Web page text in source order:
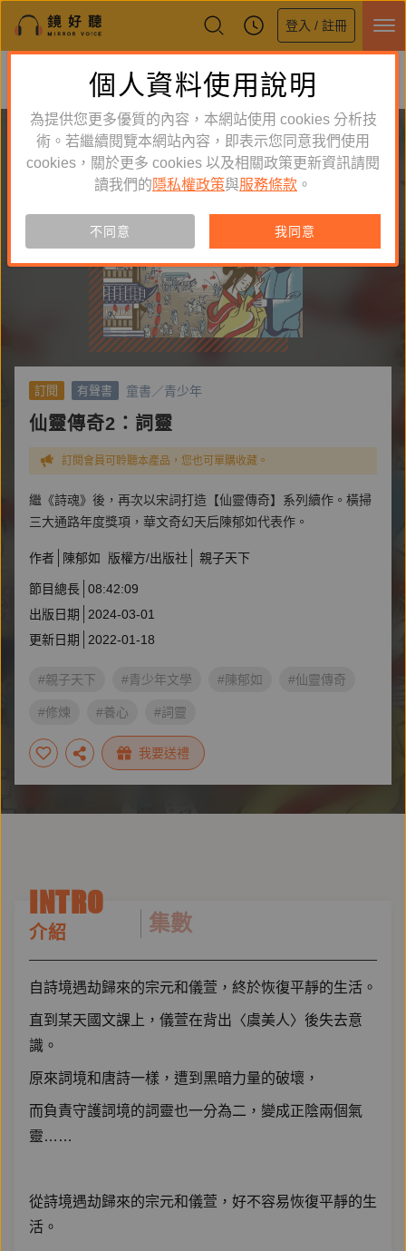
登入 / 註冊
鏡好聽全新APP上線
體驗全面升級，即刻下載
訂閱 有聲書 童書／青少年
仙靈傳奇2：詞靈
訂閱會員可聆聽本產品，您也可單購收藏。
繼《詩魂》後，再次以宋詞打造【仙靈傳奇】系列續作。橫掃
三大通路年度獎項，華文奇幻天后陳郁如代表作。
作者 陳郁如 版權方/出版社 親子天下
節目總長 08:42:09
出版日期
2024-03-01
更新日期
2022-01-18
#親子天下 #青少年文學 #陳郁如 #仙靈傳奇
#修煉 #養心 #詞靈
我要送禮
INTRO
介紹 集數
自詩境遇劫歸來的宗元和儀萱，終於恢復平靜的生活。
直到某天國文課上，儀萱在背出〈虞美人〉後失去意
識。
原來詞境和唐詩一樣，遭到黑暗力量的破壞，
而負責守護詞境的詞靈也一分為二，變成正陰兩個氣
靈……
從詩境遇劫歸來的宗元和儀萱，好不容易恢復平靜的生
活。
個人資料使用說明
為提供您更多優質的內容，本網站使用 cookies 分析技
術。若繼續閱覽本網站內容，即表示您同意我們使用
cookies，關於更多 cookies 以及相關政策更新資訊請閱
讀我們的 隱私權政策與服務條款 。
不同意 我同意